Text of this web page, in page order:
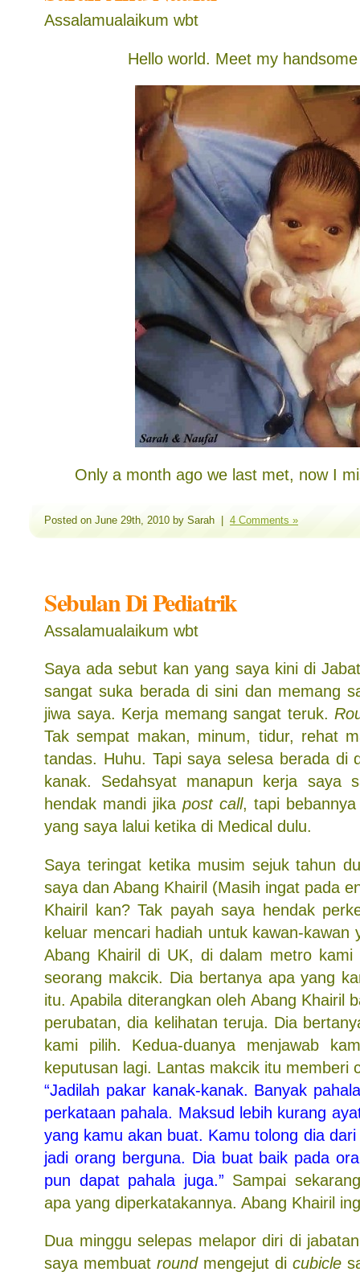
Assalamualaikum wbt
Hello world. Meet my
Only a month ago we last met, now I
Posted on June 29th, 2010 by Sarah | 4 Comments »
Sebulan Di Pediatrik
Assalamualaikum wbt
Saya ada sebut kan yang saya kini di
sangat suka berada di sini dan memang
jiwa saya. Kerja memang sangat teruk.
Tak sempat makan, minum, tidur, rehat
tandas. Huhu. Tapi saya selesa berada di
kanak. Sedahsyat manapun kerja saya
hendak mandi jika post call, tapi
yang saya lalui ketika di Medical dulu.
Saya teringat ketika musim sejuk tahun
saya dan Abang Khairil (Masih ingat pada
Khairil kan? Tak payah saya hendak
keluar mencari hadiah untuk kawan-kawan
Abang Khairil di UK, di dalam metro kami
seorang makcik. Dia bertanya apa yang
itu. Apabila diterangkan oleh Abang Khairil
perubatan, dia kelihatan teruja. Dia
kami pilih. Kedua-duanya menjawab
keputusan lagi. Lantas makcik itu memberi
“Jadilah pakar kanak-kanak. Banyak
perkataan pahala. Maksud lebih kurang
yang kamu akan buat. Kamu tolong dia
jadi orang berguna. Dia buat baik pada
pun dapat pahala juga.” Sampai
apa yang diperkatakannya. Abang Khairil
Dua minggu selepas melapor diri di
saya membuat roundmengejut di cubicle